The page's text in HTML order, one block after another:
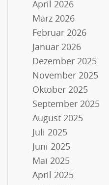
April 2026
März 2026
Februar 2026
Januar 2026
Dezember 2025
November 2025
Oktober 2025
September 2025
August 2025
Juli 2025
Juni 2025
Mai 2025
April 2025